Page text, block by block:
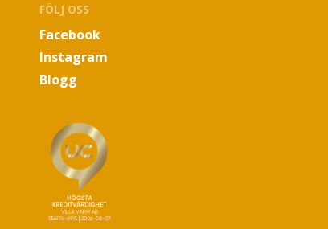
FÖLJ OSS
Facebook
Instagram
Blogg